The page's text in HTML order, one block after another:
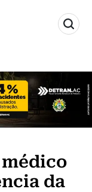
médico
da